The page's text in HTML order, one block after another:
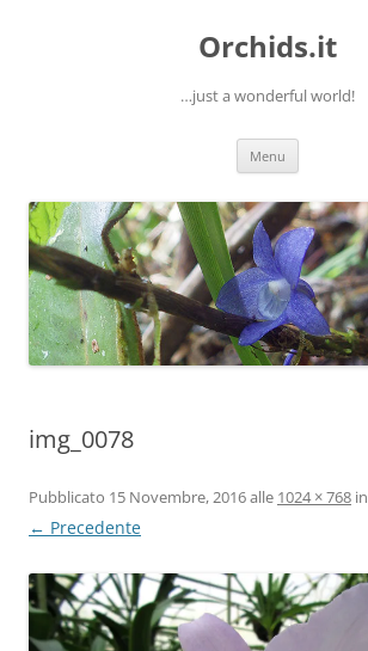
Orchids.it
…just a wonderful world!
Menu
img_0078
Pubblicato 15 Novembre, 2016alle 1024 × 768 in
← Precedente